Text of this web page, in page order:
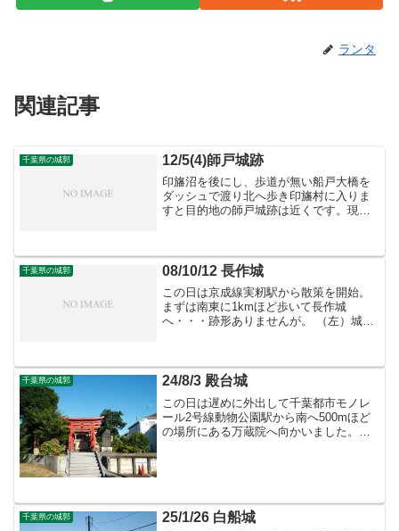
ランタ
関連記事
千葉県の城郭 12/5(4)師戸城跡
印旛沼を後にし、歩道が無い船戸大橋を
ダッシュで渡り北へ歩き印旛村に入りま
すと目的地の師戸城跡は近くです。現在
れているようですが、四つの郭もある城
は出城というレベルでは無...
千葉県の城郭 08/10/12 長作城
この日は京成線実籾駅から散策を開始。
まずは南東に1kmほど歩いて長作城
へ・・・跡形ありませんが。 （左）城跡
す。（中）城跡北東、長作公民館付近よ
り。城跡があった場所は...
千葉県の城郭 24/8/3 殿台城
この日は遅めに外出して千葉都市モノレ
ール2号線動物公園駅から南へ500mほど
の場所にある万蔵院へ向かいました。概
千葉県の城郭 25/1/26 白船城